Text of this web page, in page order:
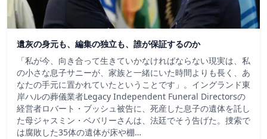
遺灰の身元も、編集の独立も、誰が保証するのか
「私が今、向き合って生きていかなければならない現実は、私
の小さな息子サニーが、家族と一緒にいた時間よりも長く、あ
なたの手元に置かれていたということです」。イングランド東
岸ハルの葬儀業者Legacy Independent Funeral Directorsの
経営者ロバート・ブッシュ被告に、死産した息子の遺体を託し
た母ジャスミン・ベバリーさんは、法廷でそう告げた。捜索で
は腐敗した35体の遺体が床や棚…